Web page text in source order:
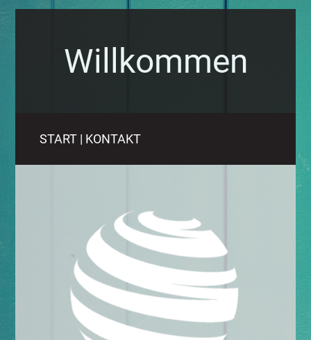
Willkommen
START | KONTAKT